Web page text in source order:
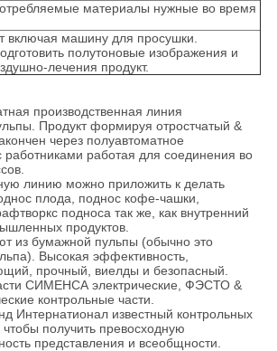
материалы нужные во время
включая машину для просушки.
полутоновые изображения и
лечения продукт.
производственная линия
Продукт формируя отростчатый &
через полуавтоматное
работниками работая для соединения во
линию можно приложить к делать
плода, поднос кофе-чашки,
подноса так же, как внутренний
продуктов.
из бумажной пульпы (обычно это
Высокая эффективность,
прочный, виелды и безопасный.
СИМЕНСА электрические, ФЭСТО &
контрольные части.
Интернатионал известный контрольных
чтобы получить превосходную
представления и всеобщности.